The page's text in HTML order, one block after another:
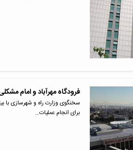
فرودگاه مهرآباد و امام
سخنگوی وزارت راه و شهرسازی با
برای انجام عملیات…